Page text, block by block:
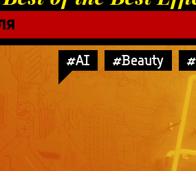
#AI #Beauty